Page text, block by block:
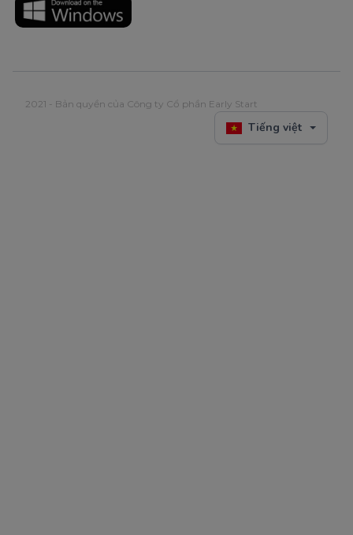
2021 - Bản quyền của Công ty Cổ phần Early Start
Tiếng việt